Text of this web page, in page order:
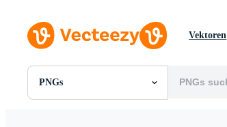
Vektoren
PNGs
Alle Bilder